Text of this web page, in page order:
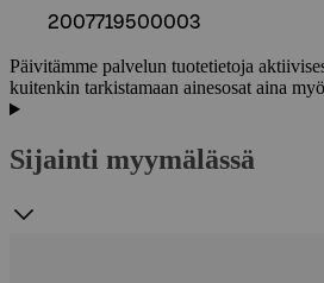
2007719500003
Päivitämme palvelun tuotetietoja
kuitenkin tarkistamaan ainesosat aina
Sijainti myymälässä